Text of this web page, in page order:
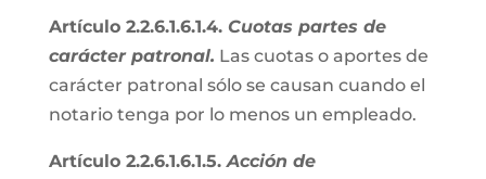
Artículo 2.2.6.1.6.1.4. Cuotas partes de
carácter patronal. Las cuotas o aportes de
carácter patronal sólo se causan cuando el
notario tenga por lo menos un empleado.
Artículo 2.2.6.1.6.1.5.Acción de